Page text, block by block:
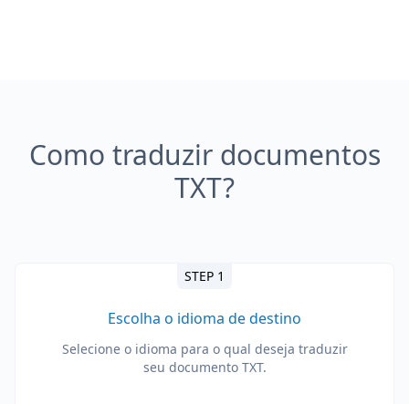
Como traduzir documentos
TXT?
STEP 1
Escolha o idioma de destino
Selecione o idioma para o qual deseja traduzir
seu documento TXT.